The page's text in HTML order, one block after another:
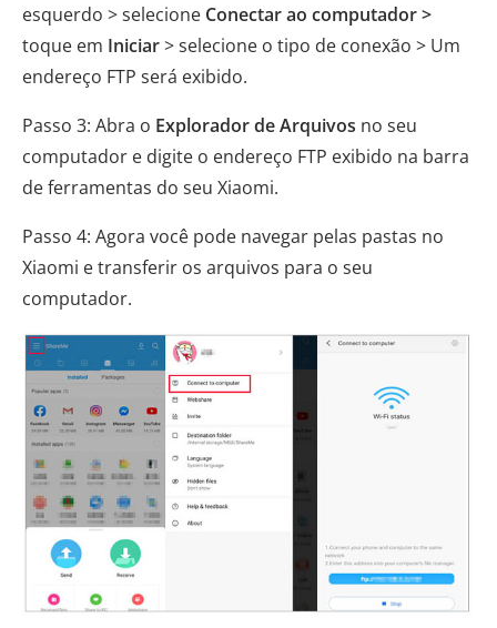
esquerdo > selecione Conectar ao computador >
toque em Iniciar> selecione o tipo de conexão > Um
endereço FTP será exibido.
Passo 3: Abra o Explorador de Arquivos no seu
computador e digite o endereço FTP exibido na barra
de ferramentas do seu Xiaomi.
Passo 4: Agora você pode navegar pelas pastas no
Xiaomi e transferir os arquivos para o seu
computador.